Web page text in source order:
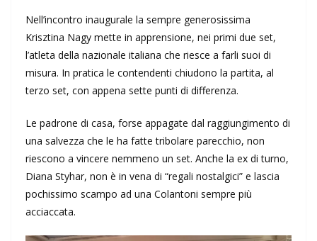
Nell’incontro inaugurale la sempre generosissima
Krisztina Nagy mette in apprensione, nei primi due set,
l’atleta della nazionale italiana che riesce a farli suoi di
misura. In pratica le contendenti chiudono la partita, al
terzo set, con appena sette punti di differenza.
Le padrone di casa, forse appagate dal raggiungimento di
una salvezza che le ha fatte tribolare parecchio, non
riescono a vincere nemmeno un set. Anche la ex di turno,
Diana Styhar, non è in vena di “regali nostalgici” e lascia
pochissimo scampo ad una Colantoni sempre più
acciaccata.